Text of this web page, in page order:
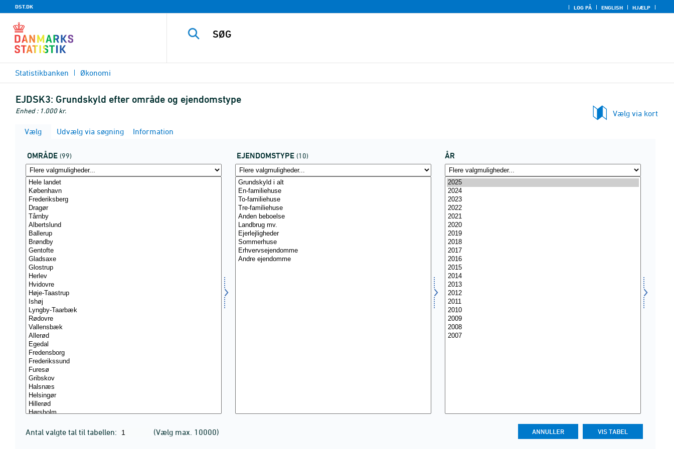
DST.DK LOG PÅ ENGLISH HJÆLP
Statistikbanken Økonomi
EJDSK3: Grundskyld efter område og ejendomstype
Enhed : 1.000 kr.
Vælg via kort
Vælg
Udvælg via søgning Information
OMRÅDE (99) EJENDOMSTYPE (10) ÅR
Antal valgte tal til tabellen: (Vælg max. 10000)